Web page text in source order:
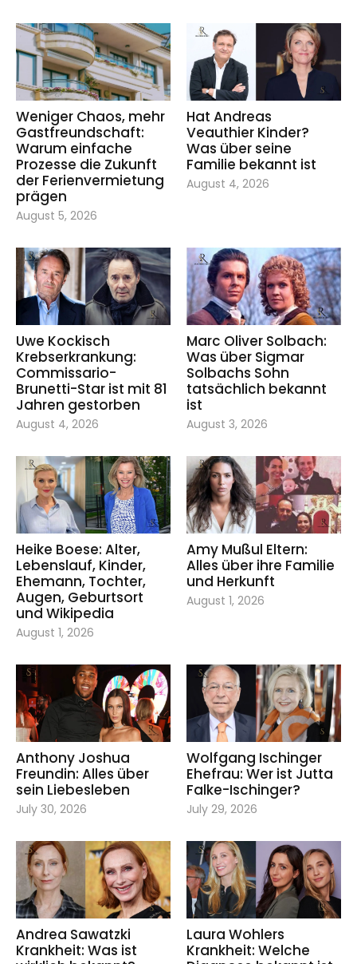
Weniger Chaos, mehr
Gastfreundschaft:
Warum einfache
Prozesse die Zukunft
der Ferienvermietung
prägen
August 5, 2026
Hat Andreas
Veauthier Kinder?
Was über seine
Familie bekannt ist
August 4, 2026
Uwe Kockisch
Krebserkrankung:
Commissario-
Brunetti-Star ist mit 81
Jahren gestorben
August 4, 2026
Marc Oliver Solbach:
Was über Sigmar
Solbachs Sohn
tatsächlich bekannt
ist
August 3, 2026
Heike Boese: Alter,
Lebenslauf, Kinder,
Ehemann, Tochter,
Augen, Geburtsort
und Wikipedia
August 1, 2026
Amy Mußul Eltern:
Alles über ihre Familie
und Herkunft
August 1, 2026
Anthony Joshua
Freundin: Alles über
sein Liebesleben
July 30, 2026
Wolfgang Ischinger
Ehefrau: Wer ist Jutta
Falke-Ischinger?
July 29, 2026
Andrea Sawatzki
Krankheit: Was ist
Laura Wohlers
Krankheit: Welche